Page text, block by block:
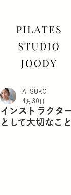
インストラクタ
として大切なこと
ATSUKO
4月30日